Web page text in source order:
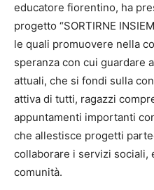
educatore fiorentino, ha
progetto “SORTIRNE
le quali promuovere nella
speranza con cui guardare
attuali, che si fondi sulla
attiva di tutti, ragazzi
appuntamenti importanti
che allestisce progetti
collaborare i servizi sociali,
comunità.